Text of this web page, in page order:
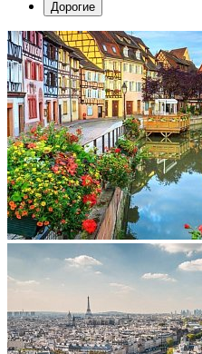
Дорогие